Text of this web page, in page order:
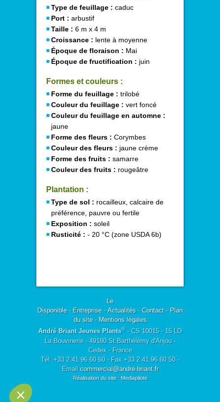
Type de feuillage : caduc
Port : arbustif
Taille : 6 m x 4 m
Croissance : lente à moyenne
Époque de floraison : Mai
Époque de fructification : juin
Formes et couleurs :
Forme du feuillage : trilobé
Couleur du feuillage : vert foncé
Couleur du feuillage en automne :
jaune
Forme des fleurs : Corymbes
Couleur des fleurs : jaune crème
Forme des fruits : samarre
Couleur des fruits : rougeâtre
Plantation :
Type de sol : rocailleux, calcaire de
préférence, pauvre ou fertile
Exposition : soleil
Rusticité : - 20 °C (zone USDA 6b)
Le
Disponible- Entreprise- Actualités - Contact- Plan
du site- Mentions légales
André Briant Jeunes Plants®- CS 10015 - 15 LD
La Bouvinerie - 49180 St Barthélémy d'Anjou -
Cedex - France
Tél. +33 2 41 96 60 60 - Fax +33 2 41 96 60 50 -
Email commercial@andre-briant.fr
Réalisation du site : Mediapilote